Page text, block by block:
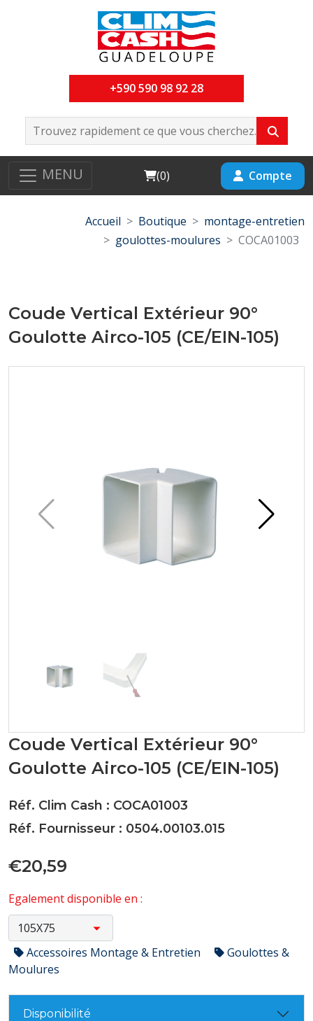
+590 590 98 92 28
MENU Cart
(0) Compte
Accueil Boutique
montage-entretien
goulottes-moulures
COCA01003
Coude Vertical Extérieur 90°
Goulotte Airco-105 (CE/EIN-105)
Coude Vertical Extérieur 90°
Goulotte Airco-105 (CE/EIN-105)
Réf. Clim Cash : COCA01003
Réf. Fournisseur : 0504.00103.015
€20,59
Egalement disponible en :
Accessoires Montage & Entretien
Goulottes &
Moulures
Disponibilité